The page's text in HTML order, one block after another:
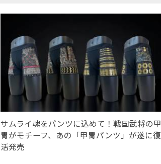
サムライ魂をパンツに込めて！戦国武将の甲
冑がモチーフ、あの「甲冑パンツ」が遂に復
活発売